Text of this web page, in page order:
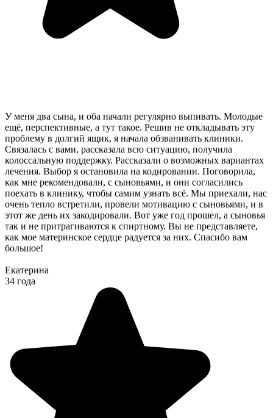
У меня два сына, и оба начали регулярно выпивать. Молодые
ещё, перспективные, а тут такое. Решив не откладывать эту
проблему в долгий ящик, я начала обзванивать клиники.
Связалась с вами, рассказала всю ситуацию, получила
колоссальную поддержку. Рассказали о возможных вариантах
лечения. Выбор я остановила на кодировании. Поговорила,
как мне рекомендовали, с сыновьями, и они согласились
поехать в клинику, чтобы самим узнать всё. Мы приехали, нас
очень тепло встретили, провели мотивацию с сыновьями, и в
этот же день их закодировали. Вот уже год прошел, а сыновья
так и не притрагиваются к спиртному. Вы не представляете,
как мое материнское сердце радуется за них. Спасибо вам
большое!
Екатерина
34 года